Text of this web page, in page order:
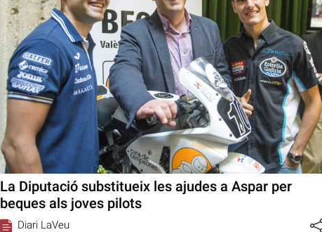
La Diputació substitueix les ajudes a Aspar per
beques als joves pilots
Diari LaVeu